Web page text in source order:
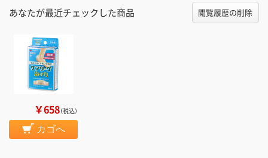
あなたが最近チェックした商品 閲覧履歴の削除
￥658（税込）
カゴへ